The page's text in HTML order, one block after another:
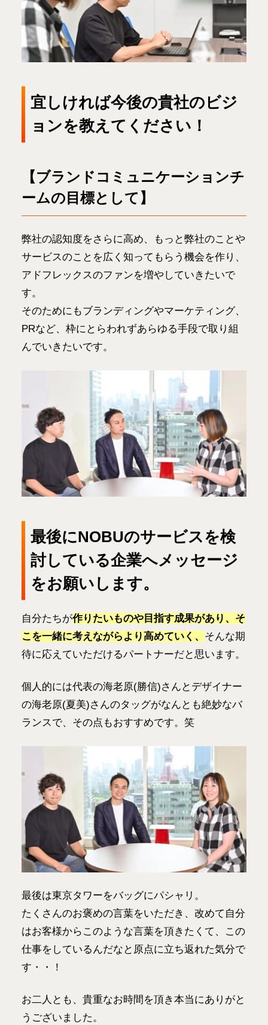
宜しければ今後の貴社のビジ
ョンを教えてください！
【ブランドコミュニケーションチ
ームの目標として 】
弊社の認知度をさらに高め、もっと弊社のことや
サービスのことを広く知ってもらう機会を作り、
アドフレックスのファンを増やしていきたいで
す。
そのためにもブランディングやマーケティング、
PRなど、枠にとらわれずあらゆる手段で取り組
んでいきたいです。
最後にNOBUのサービスを検
討している企業へメッセージ
をお願いします。
自分たちが作りたいものや目指す成果があり、そ
こを一緒に考えながらより高めていく、 そんな期
待に応えていただけるパートナーだと思います。
個人的には代表の海老原(勝信)さんとデザイナー
の海老原(夏美)さんのタッグがなんとも絶妙なバ
ランスで、その点もおすすめです。笑
最後は東京タワーをバッグにパシャリ。
たくさんのお褒めの言葉をいただき、改めて自分
はお客様からこのような言葉を頂きたくて、この
仕事をしているんだなと原点に立ち返れた気分で
す・・！
お二人とも、貴重なお時間を頂き本当にありがと
うございました。